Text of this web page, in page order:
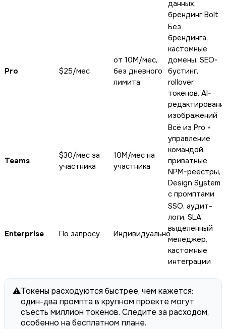
данных,
брендинг Bolt
Pro $25/мес
от 10M/мес,
без дневного
лимита
Без
брендинга,
кастомные
домены, SEO-
бустинг,
rollover
токенов, AI-
изображений
Teams
$30/мес за
участника
10M/мес на
участника
Всё из Pro +
управление
командой,
приватные
NPM-реестры,
Design System
с промптами
Enterprise По запросу Индивидуально
SSO, аудит-
логи, SLA,
выделенный
менеджер,
кастомные
интеграции
⚠️Токены расходуются быстрее, чем кажется:
один-два промпта в крупном проекте могут
съесть миллион токенов. Следите за расходом,
особенно на бесплатном плане.